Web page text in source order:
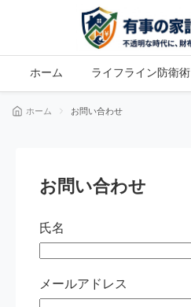
ホーム ライフライン防衛術
ホーム お問い合わせ
お問い合わせ
氏名
メールアドレス